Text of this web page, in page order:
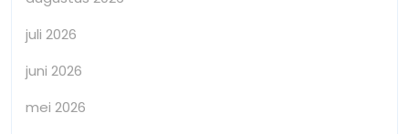
juli 2026
juni 2026
mei 2026